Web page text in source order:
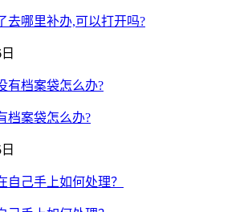
去哪里补办,可以打开吗?
档案袋怎么办?